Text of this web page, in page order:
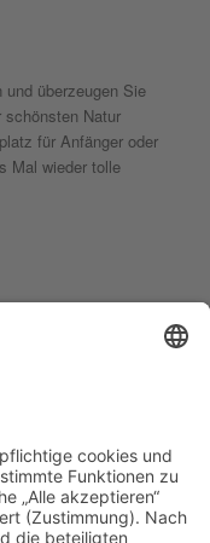
überzeugen Sie
Natur
für Anfänger oder
Mal wieder tolle